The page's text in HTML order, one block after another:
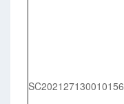
SC202127130010156